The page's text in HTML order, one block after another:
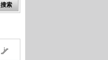
搜索